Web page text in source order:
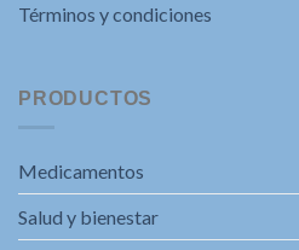
Términos y condiciones
PRODUCTOS
Medicamentos
Salud y bienestar